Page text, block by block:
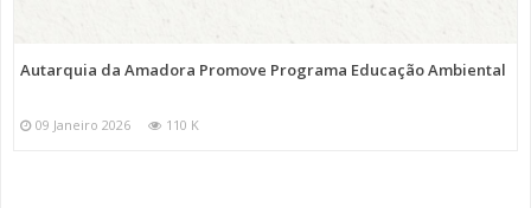
Autarquia da Amadora Promove Programa Educação Ambiental
09 Janeiro 2026 110 K